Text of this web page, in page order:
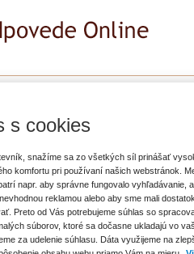
od apríla 2019. Najprv bola
4 zákona o DPH dňom 12. 7. 2019.
ktoré nadobudla alebo prijala
V tomto období (pred
(so slovenskou DPH), ale zároveň
s cookies
snažíme sa zo všetkých síl prinášať
komfortu pri používaní našich webstránok.
napr. aby správne fungovalo vyhľadávanie,
reklamou alebo aby sme mali
Preto od Vás potrebujeme súhlas so
súborov, ktoré sa dočasne ukladajú vo
za udelenie súhlasu. Dáta využijeme na